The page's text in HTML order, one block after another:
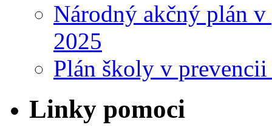
Národný akčný plán
2025
Plán školy v
Linky pomoci